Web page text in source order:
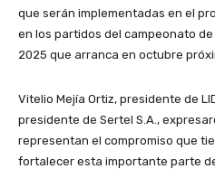
que serán implementadas en el
en los partidos del campeonato
2025 que arranca en octubre
Vitelio Mejía Ortiz, presidente de
presidente de Sertel S.A.,
representan el compromiso que
fortalecer esta importante parte